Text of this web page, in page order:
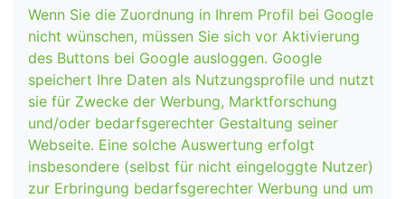
Wenn Sie die Zuordnung in Ihrem Profil bei Google
nicht wünschen, müssen Sie sich vor Aktivierung
des Buttons bei Google ausloggen. Google
speichert Ihre Daten als Nutzungsprofile und nutzt
sie für Zwecke der Werbung, Marktforschung
und/oder bedarfsgerechter Gestaltung seiner
Webseite. Eine solche Auswertung erfolgt
insbesondere (selbst für nicht eingeloggte Nutzer)
zur Erbringung bedarfsgerechter Werbung und um